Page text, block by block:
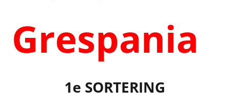
Grespania
1e SORTERING